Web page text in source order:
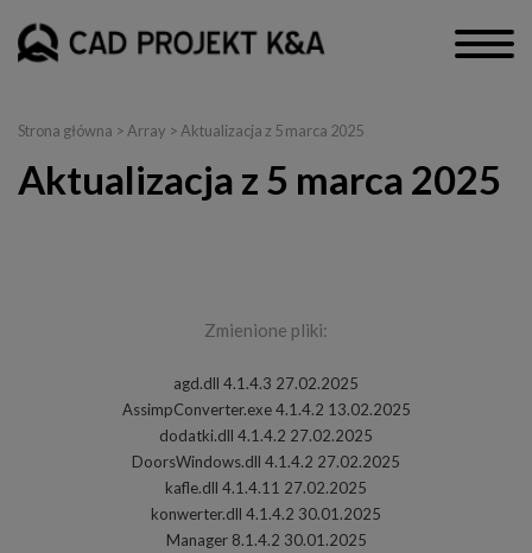
Strona główna > Array > Aktualizacja z 5 marca 2025
Aktualizacja z 5 marca 2025
Zmienione pliki:
agd.dll 4.1.4.3 27.02.2025
AssimpConverter.exe 4.1.4.2 13.02.2025
dodatki.dll 4.1.4.2 27.02.2025
DoorsWindows.dll 4.1.4.2 27.02.2025
kafle.dll 4.1.4.11 27.02.2025
konwerter.dll 4.1.4.2 30.01.2025
Manager 8.1.4.2 30.01.2025